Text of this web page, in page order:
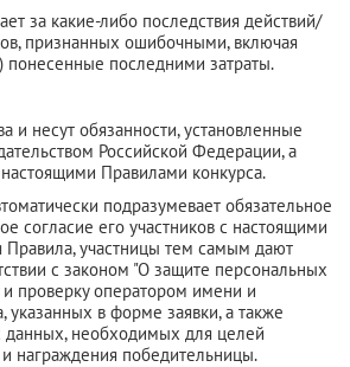
за какие-либо последствия действий/
признанных ошибочными, включая
понесенные последними затраты.
и несут обязанности, установленные
Российской Федерации, а
Правилами конкурса.
подразумевает обязательное
согласие его участников с настоящими
участницы тем самым дают
с законом "О защите персональных
проверку оператором имени и
указанных в форме заявки, а также
данных, необходимых для целей
награждения победительницы.